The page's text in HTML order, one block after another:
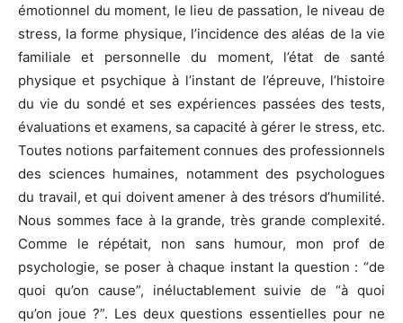
émotionnel du moment, le lieu de passation, le niveau de
stress, la forme physique, l’incidence des aléas de la vie
familiale et personnelle du moment, l’état de santé
physique et psychique à l’instant de l’épreuve, l’histoire
du vie du sondé et ses expériences passées des tests,
évaluations et examens, sa capacité à gérer le stress, etc.
Toutes notions parfaitement connues des professionnels
des sciences humaines, notamment des psychologues
du travail, et qui doivent amener à des trésors d’humilité.
Nous sommes face à la grande, très grande complexité.
Comme le répétait, non sans humour, mon prof de
psychologie, se poser à chaque instant la question : “de
quoi qu’on cause”, inéluctablement suivie de “à quoi
qu’on joue ?”. Les deux questions essentielles pour ne